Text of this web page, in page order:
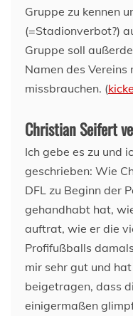
Gruppe zu kennen
(=Stadionverbot?)
Gruppe soll
Namen des
missbrauchen. (
Christian Seifert
Ich gebe es zu und
geschrieben: Wie
DFL zu Beginn der
gehandhabt hat,
auftrat, wie er die
Profifußballs
mir sehr gut und
beigetragen, dass
einigermaßen